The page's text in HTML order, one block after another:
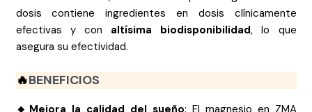
dosis contiene ingredientes en dosis clínicamente
efectivas y con altísima biodisponibilidad, lo que
asegura su efectividad.
🔥BENEFICIOS
🔸Mejora la calidad del sueño: El magnesio en ZMA